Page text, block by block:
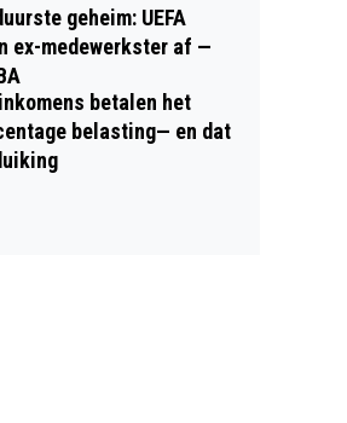
geheim: UEFA
ex-medewerkster af —
betalen het
belasting— en dat